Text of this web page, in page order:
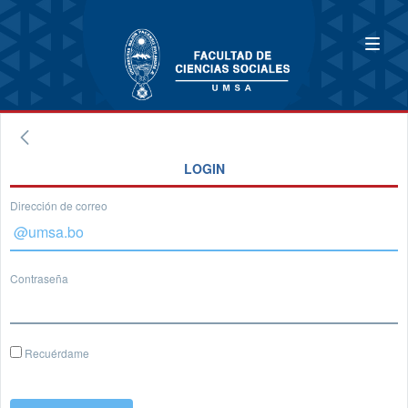
LOGIN
Dirección de correo
Contraseña
Recuérdame